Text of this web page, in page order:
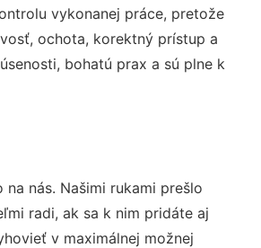
vykonanej práce, pretože
ochota, korektný prístup a
bohatú prax a sú plne k
nás. Našimi rukami prešlo
radi, ak sa k nim pridáte aj
v maximálnej možnej